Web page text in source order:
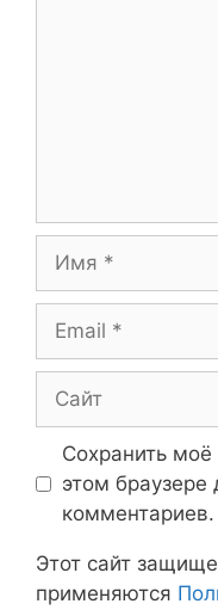
Имя
Email
Сайт
Сохранить
этом
комментариев.
Этот сайт
применяются